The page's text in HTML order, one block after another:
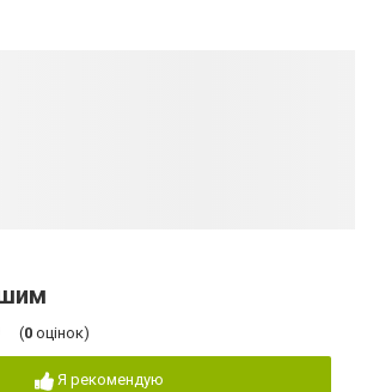
(0 оцінок)
Я рекомендую